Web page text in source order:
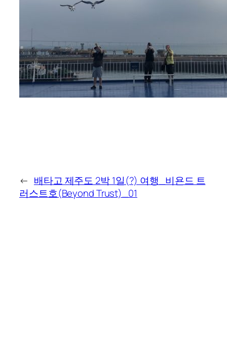
← 배타고 제주도 2박 1일(?) 여행_비욘드 트
러스트호(Beyond Trust)_01